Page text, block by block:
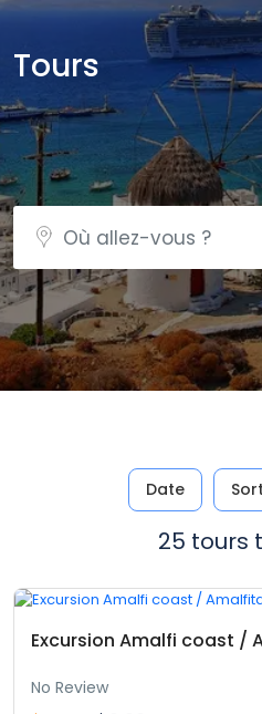
Tours
Date Sort
25 tours
Excursion Amalfi coast /
No Review